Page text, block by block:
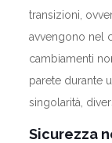
transizioni,
avvengono nel
cambiamenti
parete durante
singolarità,
Sicurezza